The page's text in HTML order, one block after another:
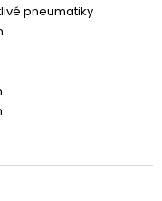
pneumatiky